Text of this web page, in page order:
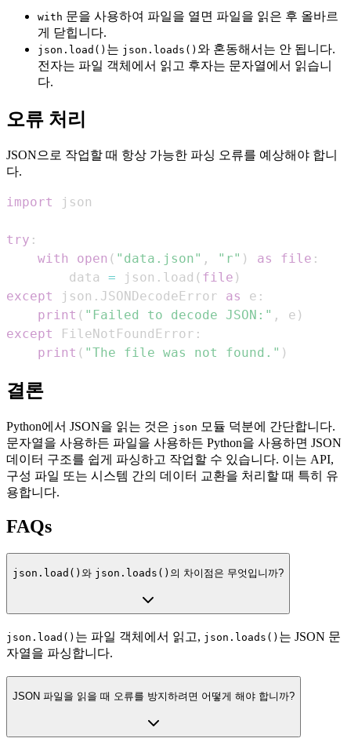
with 문을 사용하여 파일을 열면 파일을 읽은 후 올바르
게 닫힙니다.
json.load() 는 json.loads() 와 혼동해서는 안 됩니다.
전자는 파일 객체에서 읽고 후자는 문자열에서 읽습니
다.
오류 처리
JSON으로 작업할 때 항상 가능한 파싱 오류를 예상해야 합니
다.
import
try :
with
open ( "data.json" , "r" ) as file :
        data
= json . load ( file )
except
json . JSONDecodeError as e :
print ( "Failed to decode JSON:" , e )
except
FileNotFoundError :
print ( "The file was not found." )
결론
Python에서 JSON을 읽는 것은 json 모듈 덕분에 간단합니다.
문자열을 사용하든 파일을 사용하든 Python을 사용하면 JSON
데이터 구조를 쉽게 파싱하고 작업할 수 있습니다. 이는 API,
구성 파일 또는 시스템 간의 데이터 교환을 처리할 때 특히 유
용합니다.
FAQs
json.load() 와 json.loads() 의 차이점은 무엇입니까?
json.load() 는 파일 객체에서 읽고, json.loads() 는 JSON 문
자열을 파싱합니다.
JSON 파일을 읽을 때 오류를 방지하려면 어떻게 해야 합니까?